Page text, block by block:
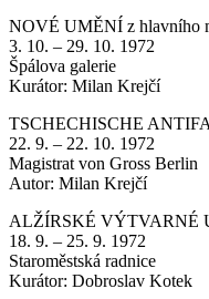
NOVÉ UMĚNÍ z hlavního
3. 10. – 29. 10. 1972
Špálova galerie
Kurátor: Milan Krejčí
TSCHECHISCHE
22. 9. – 22. 10. 1972
Magistrat von Gross Berlin
Autor: Milan Krejčí
ALŽÍRSKÉ VÝTVARNÉ
18. 9. – 25. 9. 1972
Staroměstská radnice
Kurátor: Dobroslav Kotek